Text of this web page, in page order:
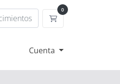
0
Carrito
Cuenta